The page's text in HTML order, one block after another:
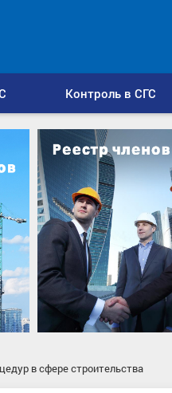
Контроль в СГС
в сфере строительства